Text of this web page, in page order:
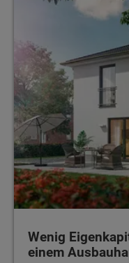
Wenig
einem